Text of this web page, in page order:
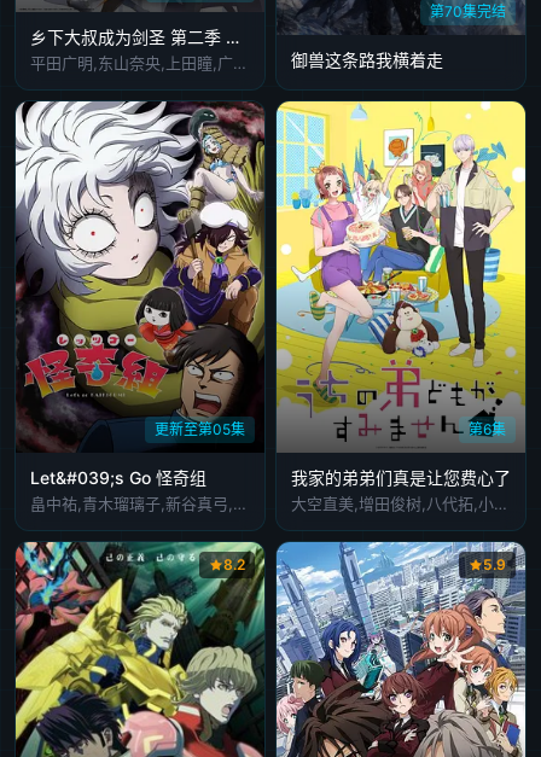
乡下大叔成为剑圣 第二季 片田舎のおっさん、剣聖になるII
平田广明,东山奈央,上田瞳,广濑有纪,矢野妃菜喜,仲田亚里沙,斋藤千和,石川界人,内田直哉
第70集完结
御兽这条路我横着走
更新至第05集
Let&#039;s Go 怪奇组
畠中祐,青木瑠璃子,新谷真弓,青山吉能,榊原优希,花泽香菜,千叶繁
第6集
我家的弟弟们真是让您费心了
大空直美,增田俊树,八代拓,小野贤章,寺泽百花,小野大辅,远藤绫
8.2 5.9